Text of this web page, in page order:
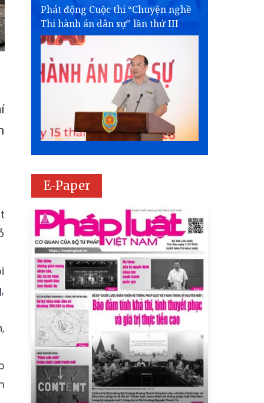
Phát động Cuộc thi “Chuyện nghề
Thi hành án dân sự” lần thứ III
E-Paper